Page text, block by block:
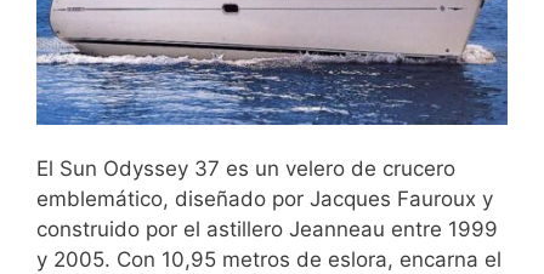
El Sun Odyssey 37 es un velero de crucero
emblemático, diseñado por Jacques Fauroux y
construido por el astillero Jeanneau entre 1999
y 2005. Con 10,95 metros de eslora, encarna el